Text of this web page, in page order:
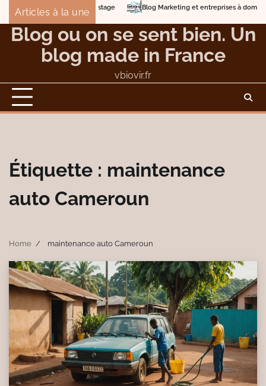
Skip
content
Articles à la une Blog Marketing et entreprises à domicile
Éviter les dangers et les nuisances du compostage
Blog ou on se sent bien. Un
blog made in France
vbiovir.fr
Étiquette : maintenance
auto Cameroun
Home maintenance auto Cameroun